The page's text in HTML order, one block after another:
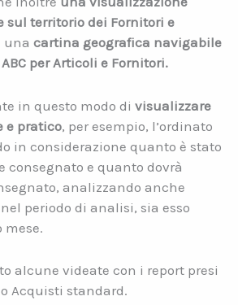
sul territorio dei Fornitori e
una cartina geografica navigabile
per Articoli e Fornitori.
in questo modo di visualizzare
e pratico, per esempio, l’ordinato
in considerazione quanto è stato
consegnato e quanto dovrà
analizzando anche
periodo di analisi, sia esso
mese.
alcune videate con i report presi
Acquisti standard.